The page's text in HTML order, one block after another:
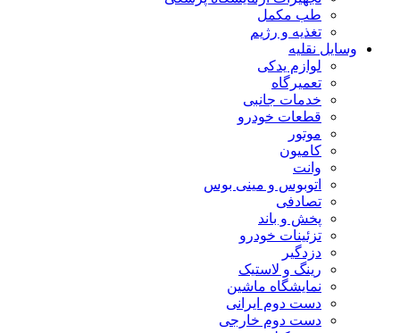
طب مکمل
تغذیه و رژیم
وسایل نقلیه
لوازم یدکی
تعمیرگاه
خدمات جانبی
قطعات خودرو
موتور
کامیون
وانت
اتوبوس و مینی بوس
تصادفی
پخش و باند
تزئینات خودرو
دزدگیر
رینگ و لاستیک
نمایشگاه ماشین
دست دوم ایرانی
دست دوم خارجی